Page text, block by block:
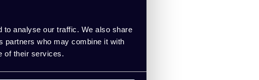
to analyse our traffic. We also share
partners who may combine it with
of their services.